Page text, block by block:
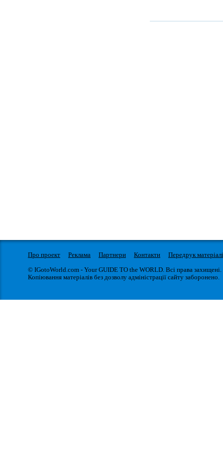
Про проект Реклама Партнери Контакти
Передрук
© IGotoWorld.com - Your GUIDE TO the WORLD. Всі права захищені.
Копіювання матеріалів без дозволу адміністрації сайту заборонено.